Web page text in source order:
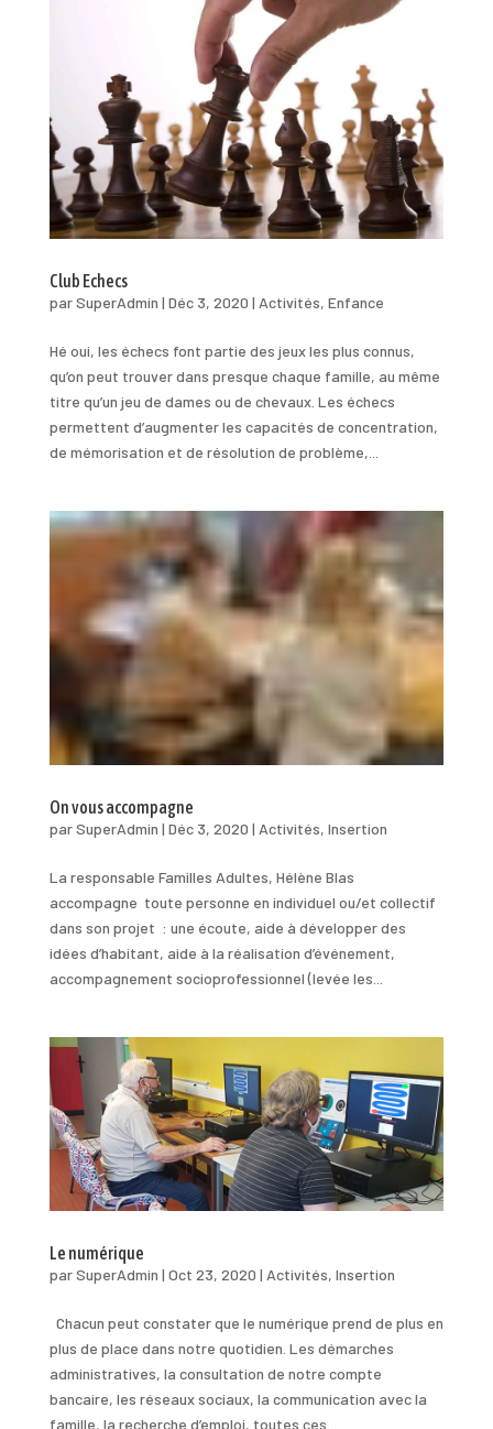
Club Echecs
parSuperAdmin | Déc 3, 2020 | Activités, Enfance
Hé oui, les échecs font partie des jeux les plus connus,
qu’on peut trouver dans presque chaque famille, au même
titre qu’un jeu de dames ou de chevaux. Les échecs
permettent d’augmenter les capacités de concentration,
de mémorisation et de résolution de problème,...
On vous accompagne
parSuperAdmin | Déc 3, 2020 | Activités, Insertion
La responsable Familles Adultes, Hélène Blas
accompagne toute personne en individuel ou/et collectif
dans son projet : une écoute, aide à développer des
idées d’habitant, aide à la réalisation d’événement,
accompagnement socioprofessionnel (levée les...
Le numérique
parSuperAdmin | Oct 23, 2020 | Activités, Insertion
Chacun peut constater que le numérique prend de plus en
plus de place dans notre quotidien. Les démarches
administratives, la consultation de notre compte
bancaire, les réseaux sociaux, la communication avec la
famille, la recherche d’emploi, toutes ces...